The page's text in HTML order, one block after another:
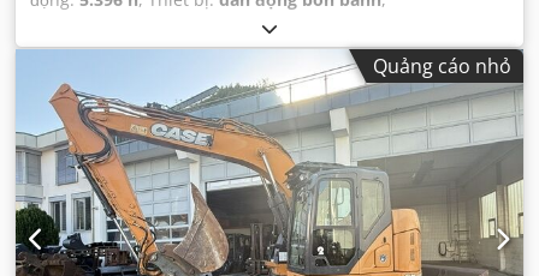
Quảng cáo nhỏ